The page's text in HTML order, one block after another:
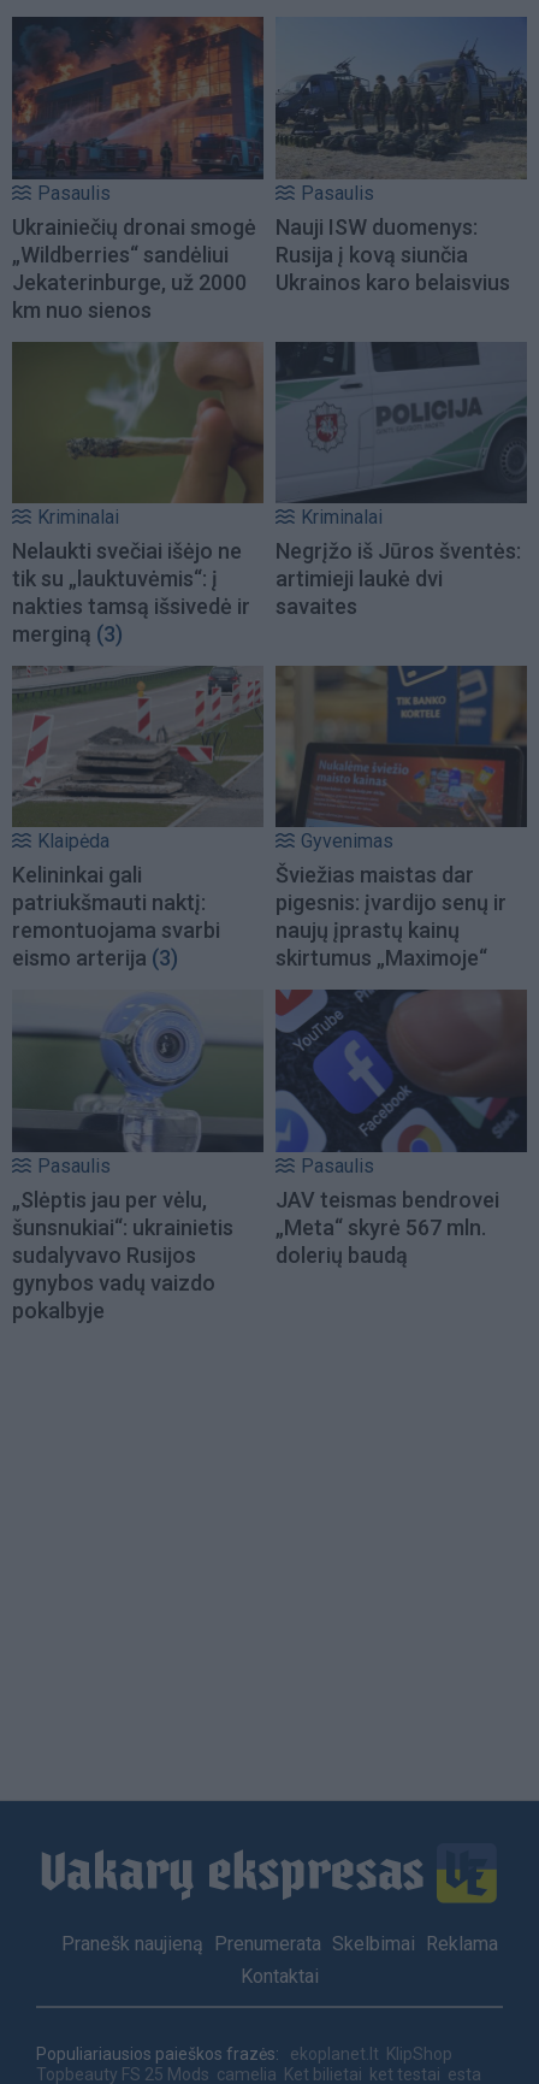
Pasaulis
Ukrainiečių dronai smogė
„Wildberries“ sandėliui
Jekaterinburge, už 2000
km nuo sienos
Pasaulis
Nauji ISW duomenys:
Rusija į kovą siunčia
Ukrainos karo belaisvius
Kriminalai
Nelaukti svečiai išėjo ne
tik su „lauktuvėmis“: į
nakties tamsą išsivedė ir
merginą (3)
Kriminalai
Negrįžo iš Jūros šventės:
artimieji laukė dvi
savaites
Klaipėda
Kelininkai gali
patriukšmauti naktį:
remontuojama svarbi
eismo arterija (3)
Gyvenimas
Šviežias maistas dar
pigesnis: įvardijo senų ir
naujų įprastų kainų
skirtumus „Maximoje“
Pasaulis
„Slėptis jau per vėlu,
šunsnukiai“: ukrainietis
sudalyvavo Rusijos
gynybos vadų vaizdo
pokalbyje
Pasaulis
JAV teismas bendrovei
„Meta“ skyrė 567 mln.
dolerių baudą
Footer
Pranešk naujieną Prenumerata Skelbimai
Reklama
Kontaktai
Populiariausios paieškos frazės: ekoplanet.lt KlipShop
Topbeauty FS 25 Mods camelia Ket bilietai ket testai esta